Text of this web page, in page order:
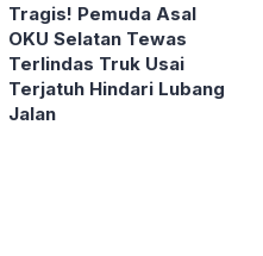
Tragis! Pemuda Asal
OKU Selatan Tewas
Terlindas Truk Usai
Terjatuh Hindari Lubang
Jalan